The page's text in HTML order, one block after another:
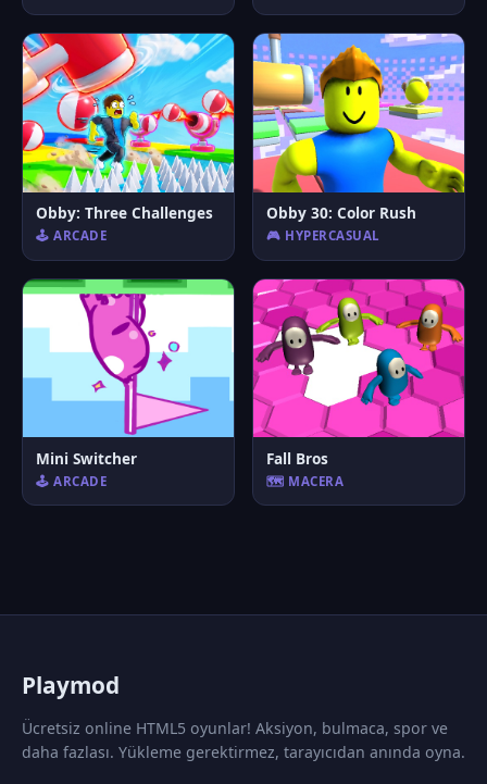
Obby: Three Challenges
🕹️ ARCADE
Obby 30: Color Rush
🎮 HYPERCASUAL
Mini Switcher
🕹️ ARCADE
Fall Bros
🗺️ MACERA
Playmod
Ücretsiz online HTML5 oyunlar! Aksiyon, bulmaca, spor ve
daha fazlası. Yükleme gerektirmez, tarayıcıdan anında oyna.